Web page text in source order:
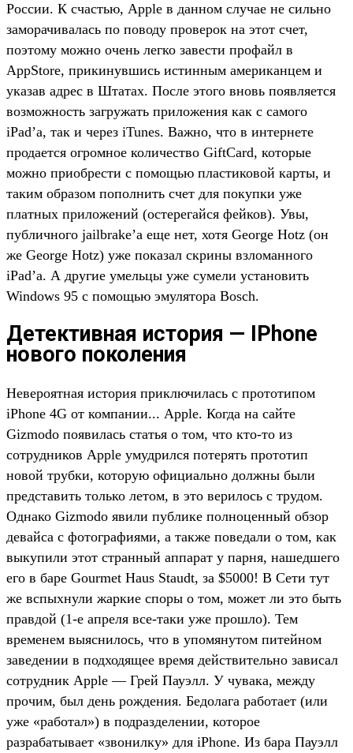
России. К счастью, Apple в данном случае не сильно
заморачивалась по поводу проверок на этот счет,
поэтому можно очень легко завести профайл в
AppStore, прикинувшись истинным американцем и
указав адрес в Штатах. После этого вновь появляется
возможность загружать приложения как с самого
iPad’а, так и через iTunes. Важно, что в интернете
продается огромное количество GiftCard, которые
можно приобрести с помощью пластиковой карты, и
таким образом пополнить счет для покупки уже
платных приложений (остерегайся фейков). Увы,
публичного jailbrake’а еще нет, хотя George Hotz (он
же George Hotz) уже показал скрины взломанного
iPad’а. А другие умельцы уже сумели установить
Windows 95 с помощью эмулятора Bosch.
Детективная история — IPhone
нового поколения
Невероятная история приключилась с прототипом
iPhone 4G от компании... Apple. Когда на сайте
Gizmodo появилась статья о том, что кто-то из
сотрудников Apple умудрился потерять прототип
новой трубки, которую официально должны были
представить только летом, в это верилось с трудом.
Однако Gizmodo явили публике полноценный обзор
девайса с фотографиями, а также поведали о том, как
выкупили этот странный аппарат у парня, нашедшего
его в баре Gourmet Haus Staudt, за $5000! В Сети тут
же вспыхнули жаркие споры о том, может ли это быть
правдой (1-е апреля все-таки уже прошло). Тем
временем выяснилось, что в упомянутом питейном
заведении в подходящее время действительно зависал
сотрудник Apple — Грей Пауэлл. У чувака, между
прочим, был день рождения. Бедолага работает (или
уже «работал») в подразделении, которое
разрабатывает «звонилку» для iPhone. Из бара Пауэлл